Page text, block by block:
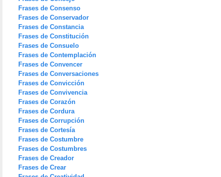
Frases de Consenso
Frases de Conservador
Frases de Constancia
Frases de Constitución
Frases de Consuelo
Frases de Contemplación
Frases de Convencer
Frases de Conversaciones
Frases de Convicción
Frases de Convivencia
Frases de Corazón
Frases de Cordura
Frases de Corrupción
Frases de Cortesía
Frases de Costumbre
Frases de Costumbres
Frases de Creador
Frases de Crear